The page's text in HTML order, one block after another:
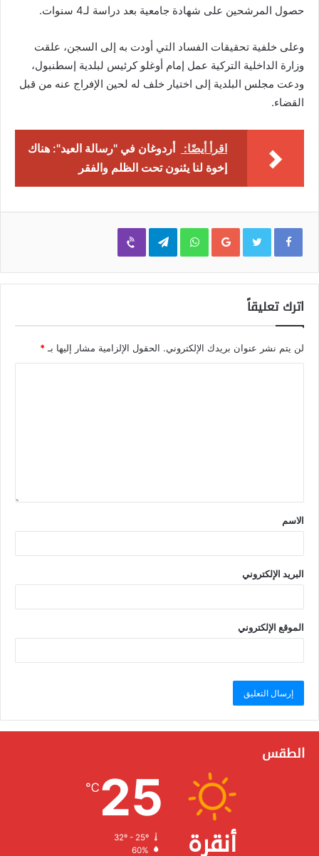
حصول المرشحين على شهادة جامعية بعد دراسة لـ4 سنوات.
وعلى خلفية تحقيقات الفساد التي أودت به إلى السجن، علقت
وزارة الداخلية التركية عمل إمام أوغلو كرئيس لبلدية إسطنبول،
ودعت مجلس البلدية إلى اختيار خلف له لحين الإفراج عنه من قبل
القضاء.
اقرأ أيضًا:
أردوغان في "رسالة العيد": هناك
إخوة لنا يئنون تحت الظلم والفقر
Google+
WhatsApp
Telegram
Viber
اترك تعليقاً
لن يتم نشر عنوان بريدك الإلكتروني. الحقول الإلزامية مشار إليها بـ *
الاسم
البريد الإلكتروني
الموقع الإلكتروني
الطقس
أنقرة
25
℃
32º - 25º
الرطوبة: